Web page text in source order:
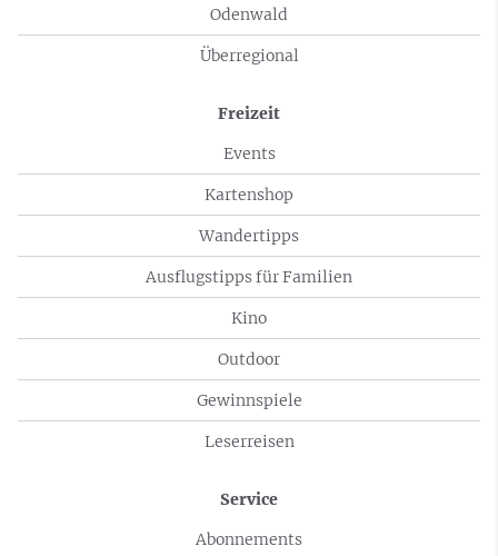
Odenwald
Überregional
Freizeit
Events
Kartenshop
Wandertipps
Ausflugstipps für Familien
Kino
Outdoor
Gewinnspiele
Leserreisen
Service
Abonnements